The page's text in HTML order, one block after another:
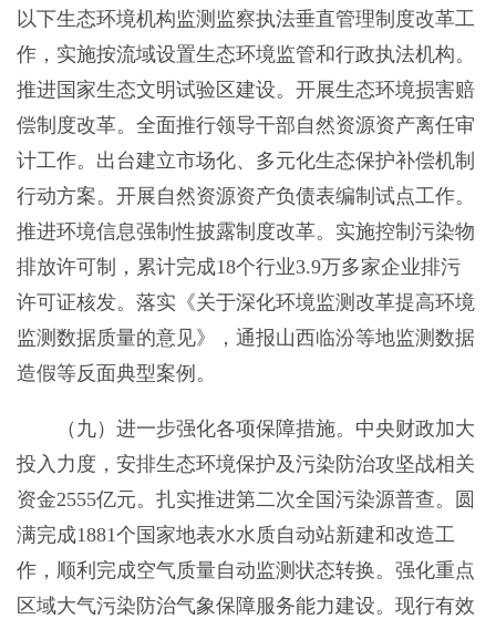
以下生态环境机构监测监察执法垂直管理制度改革工
作，实施按流域设置生态环境监管和行政执法机构。
推进国家生态文明试验区建设。开展生态环境损害赔
偿制度改革。全面推行领导干部自然资源资产离任审
计工作。出台建立市场化、多元化生态保护补偿机制
行动方案。开展自然资源资产负债表编制试点工作。
推进环境信息强制性披露制度改革。实施控制污染物
排放许可制，累计完成18个行业3.9万多家企业排污
许可证核发。落实《关于深化环境监测改革提高环境
监测数据质量的意见》，通报山西临汾等地监测数据
造假等反面典型案例。
（九）进一步强化各项保障措施。中央财政加大
投入力度，安排生态环境保护及污染防治攻坚战相关
资金2555亿元。扎实推进第二次全国污染源普查。圆
满完成1881个国家地表水水质自动站新建和改造工
作，顺利完成空气质量自动监测状态转换。强化重点
区域大气污染防治气象保障服务能力建设。现行有效